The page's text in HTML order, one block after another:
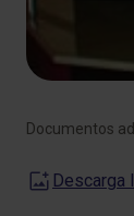
Documentos
Descarga